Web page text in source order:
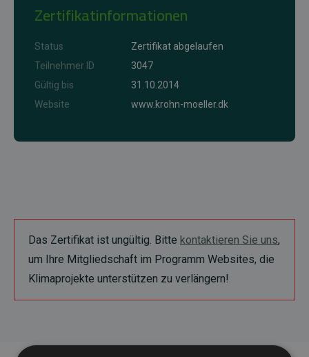
Zertifikatinformationen
Status
Zertifikat abgelaufen
Teilnehmer ID
3047
Gültig bis
31.10.2014
Website
www.krohn-moeller.dk
Das Zertifikat ist ungültig. Bitte kontaktieren Sie uns,
um Ihre Mitgliedschaft im Programm Websites, die
Klimaprojekte unterstützen zu verlängern!